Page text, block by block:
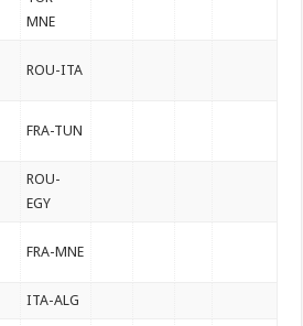
MNE
ROU-ITA
FRA-TUN
ROU-
EGY
FRA-MNE
ITA-ALG